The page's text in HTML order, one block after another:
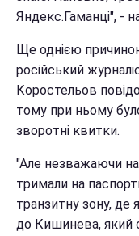
Яндекс.Гаманці", -
Ще однією
російський
Коростельов
тому при ньому
зворотні квитки.
"Але незважаючи
тримали на
транзитну зону, де
до Кишинева, який